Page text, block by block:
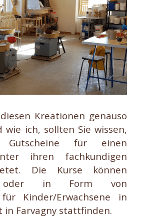
Kreationen genauso
wie ich, sollten Sie wissen,
Gutscheine für einen
ihren fachkundigen
Die Kurse können
oder in Form von
Kinder/Erwachsene in
in Farvagny stattfinden.